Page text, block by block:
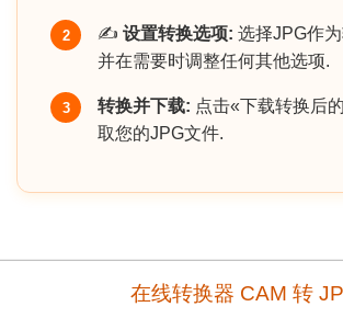
2 ✍️ 设置转换选项: 选择JPG作为
并在需要时调整任何其他选项.
3 转换并下载: 点击«下载转换后
取您的JPG文件.
在线转换器 CAM 转